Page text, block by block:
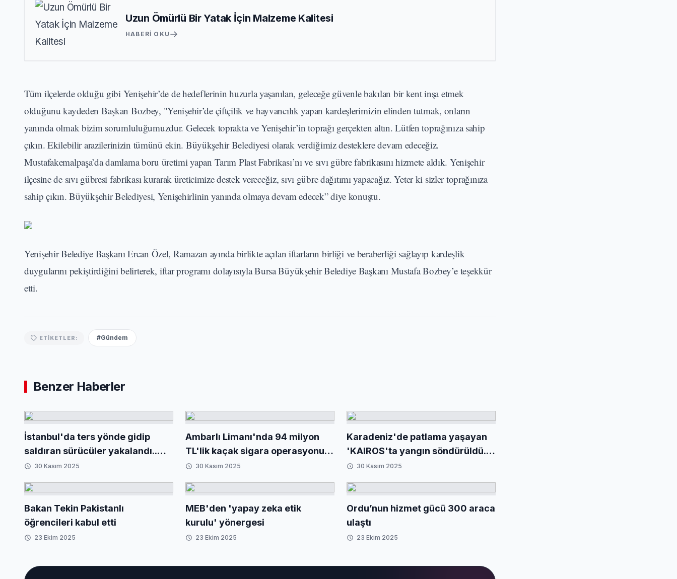
Uzun Ömürlü Bir Yatak İçin Malzeme Kalitesi
HABERI OKU
Tüm ilçelerde olduğu gibi Yenişehir’de de hedeflerinin huzurla yaşanılan, geleceğe güvenle bakılan bir kent inşa etmek
olduğunu kaydeden Başkan Bozbey, "Yenişehir’de çiftçilik ve hayvancılık yapan kardeşlerimizin elinden tutmak, onların
yanında olmak bizim sorumluluğumuzdur. Gelecek toprakta ve Yenişehir’in toprağı gerçekten altın. Lütfen toprağınıza sahip
çıkın. Ekilebilir arazilerinizin tümünü ekin. Büyükşehir Belediyesi olarak verdiğimiz desteklere devam edeceğiz.
Mustafakemalpaşa’da damlama boru üretimi yapan Tarım Plast Fabrikası’nı ve sıvı gübre fabrikasını hizmete aldık. Yenişehir
ilçesine de sıvı gübresi fabrikası kurarak üreticimize destek vereceğiz, sıvı gübre dağıtımı yapacağız. Yeter ki sizler toprağınıza
sahip çıkın. Büyükşehir Belediyesi, Yenişehirlinin yanında olmaya devam edecek” diye konuştu.
Yenişehir Belediye Başkanı Ercan Özel, Ramazan ayında birlikte açılan iftarların birliği ve beraberliği sağlayıp kardeşlik
duygularını pekiştirdiğini belirterek, iftar programı dolayısıyla Bursa Büyükşehir Belediye Başkanı Mustafa Bozbey’e teşekkür
etti.
ETIKETLER: #Gündem
Benzer Haberler
İstanbul'da ters yönde gidip
saldıran sürücüler yakalandı..
Yeni kanunla ağır yaptırımlar
30 Kasım 2025
Ambarlı Limanı'nda 94 milyon
TL'lik kaçak sigara operasyonu...
Tamamı imha edildi
30 Kasım 2025
Karadeniz'de patlama yaşayan
'KAIROS'ta yangın söndürüldü...
VIRAT'ın çeki operasyonu
30 Kasım 2025
Bakan Tekin Pakistanlı
öğrencileri kabul etti
23 Ekim 2025
MEB'den 'yapay zeka etik
kurulu' yönergesi
23 Ekim 2025
Ordu’nun hizmet gücü 300 araca
ulaştı
23 Ekim 2025